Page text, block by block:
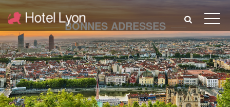
BONNES ADRESSES